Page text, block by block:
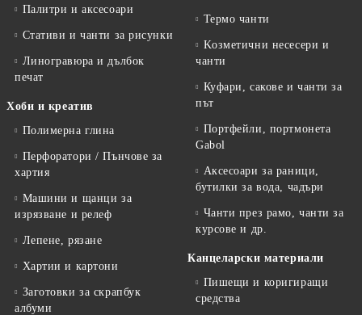
Палитри и аксесоари
Стативи и чанти за рисунки
Линогравюра и дълбок
печат
Хоби и креатив
Полимерна глина
Перфоратори / Пънчове за
хартия
Машини и щанци за
изрязване и релеф
Лепене, рязане
Хартии и картони
Заготовки за скрапбук
албуми
Термо чанти
Kозметични несесери и
чанти
Куфари, сакове и чанти за
път
Портфейли, портмонета
Gabol
Аксесоари за раници,
бутилки за вода, чадъри
Чанти през рамо, чанти за
курсове и др.
Канцеларски материали
Пишещи и коригиращи
средства